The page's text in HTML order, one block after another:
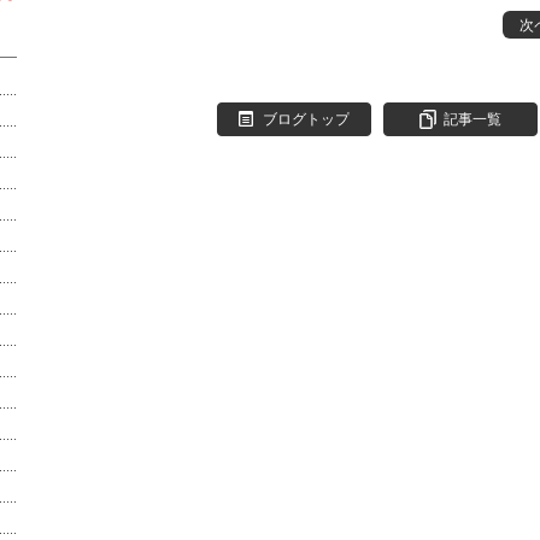
次
ブログトップ 記事一覧